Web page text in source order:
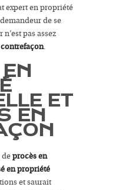
expert en propriété
de se
pas assez
.
ET
EN
deprocès en
en propriété
et saurait